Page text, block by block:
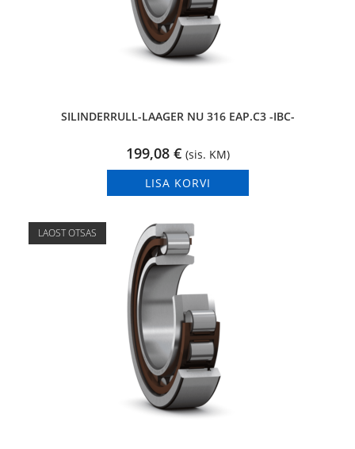
SILINDERRULL-LAAGER NU 316 EAP.C3 -IBC-
199,08 € (sis. KM)
LISA KORVI
LAOST OTSAS